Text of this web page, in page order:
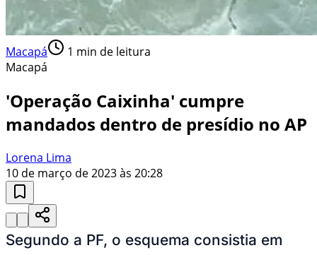
Macapá 1 min de leitura
Macapá
'Operação Caixinha' cumpre
mandados dentro de presídio no AP
Lorena Lima
10 de março de 2023 às 20:28
Segundo a PF, o esquema consistia em